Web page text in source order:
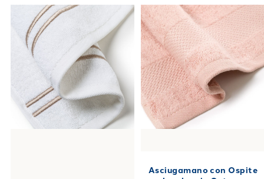
Asciugamano con Ospite